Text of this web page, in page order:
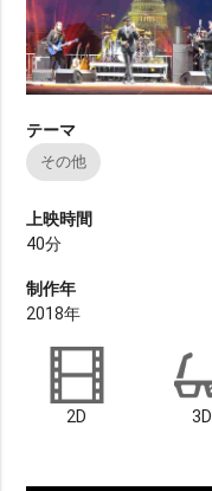
テーマ
その他
上映時間
40分
制作年
2018年
2D 3D